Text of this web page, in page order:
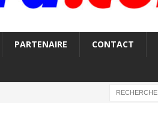
PARTENAIRE CONTACT